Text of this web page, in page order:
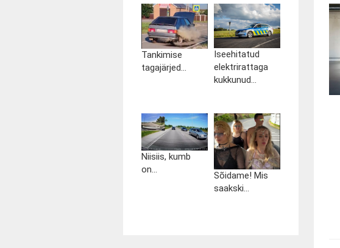
Tankimise
tagajärjed...
Iseehitatud
elektrirattaga
kukkunud...
Niisiis, kumb
on...
Sõidame! Mis
saakski...